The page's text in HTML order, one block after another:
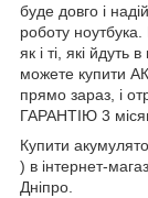
буде довго і
роботу
як і ті, які йдуть
можете купити
прямо зараз, і
ГАРАНТІЮ 3
Купити
) в інтернет-
Дніпро.